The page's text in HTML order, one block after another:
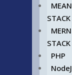
MEAN
STACK
MERN
STACK
PHP
NodeJ